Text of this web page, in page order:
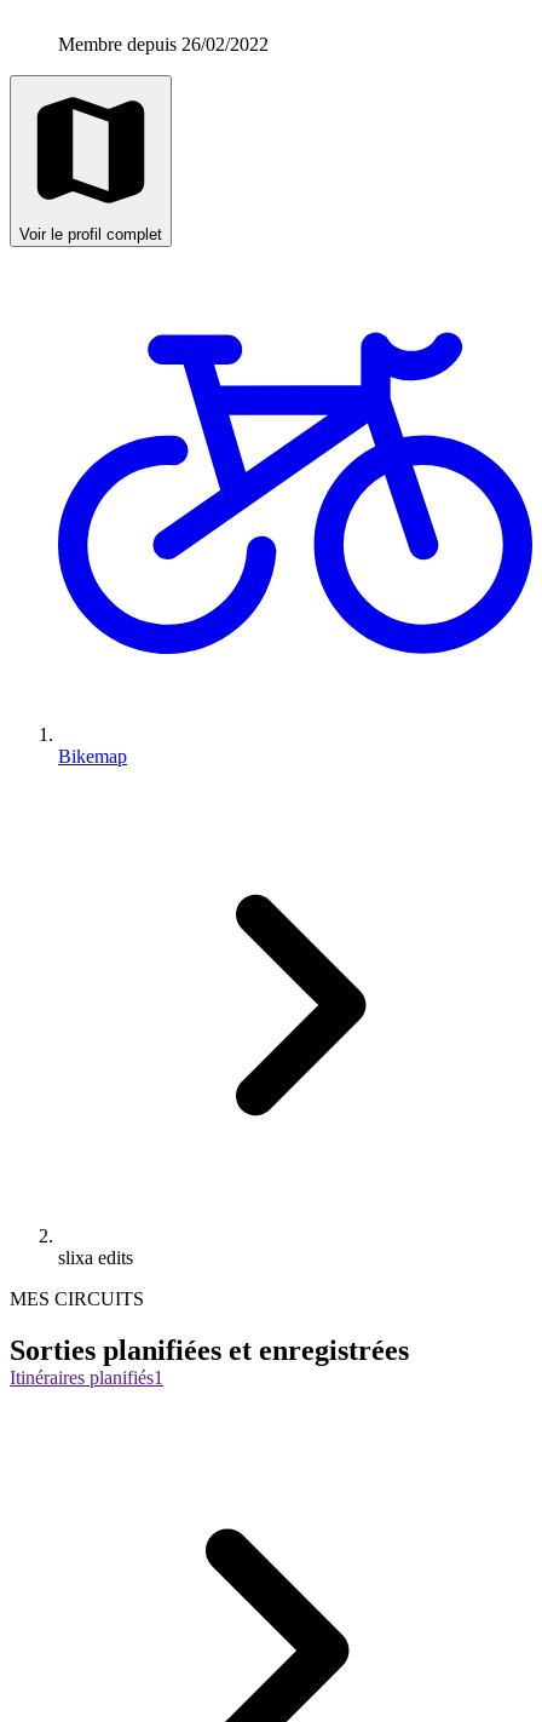
Membre depuis 26/02/2022
Voir le profil complet
Bikemap
slixa edits
MES CIRCUITS
Sorties planifiées et enregistrées
Itinéraires planifiés1